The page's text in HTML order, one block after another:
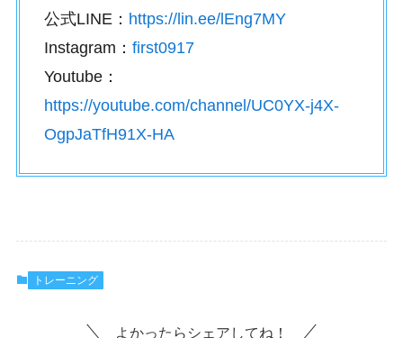
公式LINE： https://lin.ee/lEng7MY
Instagram： first0917
Youtube：
https://youtube.com/channel/UC0YX-j4X-
OgpJaTfH91X-HA
トレーニング
よかったらシェアしてね！